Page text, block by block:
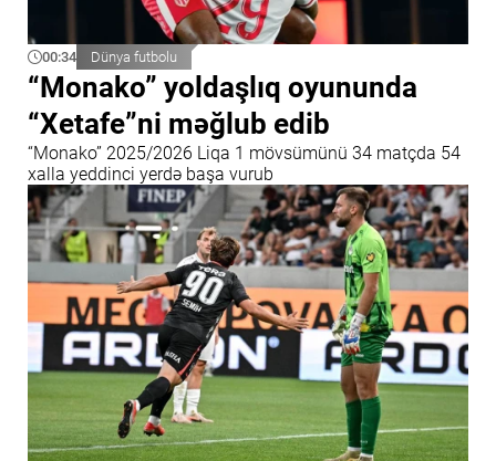
00:34 Dünya futbolu
“Monako” yoldaşlıq oyununda
“Xetafe”ni məğlub edib
“Monako” 2025/2026 Liqa 1 mövsümünü 34 matçda 54
xalla yeddinci yerdə başa vurub